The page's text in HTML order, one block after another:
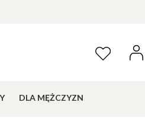
Ulubione
DLA MĘŻCZYZN